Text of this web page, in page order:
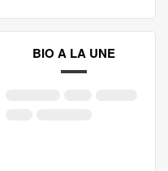
BIO A LA UNE